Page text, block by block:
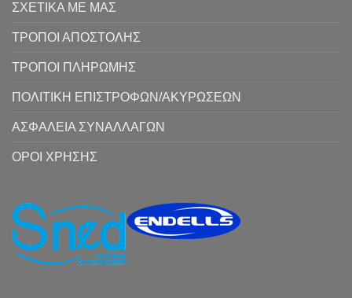
ΣΧΕΤΙΚΑ ΜΕ ΜΑΣ
ΤΡΟΠΟΙ ΑΠΟΣΤΟΛΗΣ
ΤΡΟΠΟΙ ΠΛΗΡΩΜΗΣ
ΠΟΛΙΤΙΚΗ ΕΠΙΣΤΡΟΦΩΝ/ΑΚΥΡΩΣΕΩΝ
ΑΣΦΑΛΕΙΑ ΣΥΝΑΛΛΑΓΩΝ
ΟΡΟΙ ΧΡΗΣΗΣ